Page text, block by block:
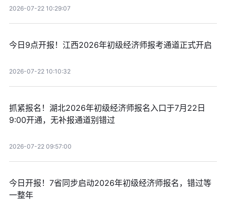
2026-07-22 10:29:07
今日9点开报！江西2026年初级经济师报考通道正式开启
2026-07-22 10:10:32
抓紧报名！湖北2026年初级经济师报名入口于7月22日
9:00开通，无补报通道别错过
2026-07-22 09:57:00
今日开报！7省同步启动2026年初级经济师报名，错过等
一整年